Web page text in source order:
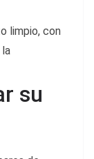
limpio, con
su